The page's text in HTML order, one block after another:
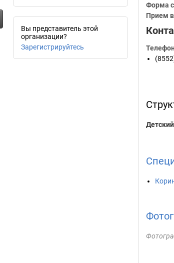
Вы представитель этой
организации?
Зарегистрируйтесь
Форма
Прием